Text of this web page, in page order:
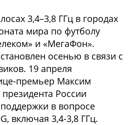
3,4–3,8 ГГц в городах
мира по футболу
и «МегаФон».
осенью в связи с
19 апреля
премьер Максим
России
в вопросе
включая 3,4-3,8 ГГц.